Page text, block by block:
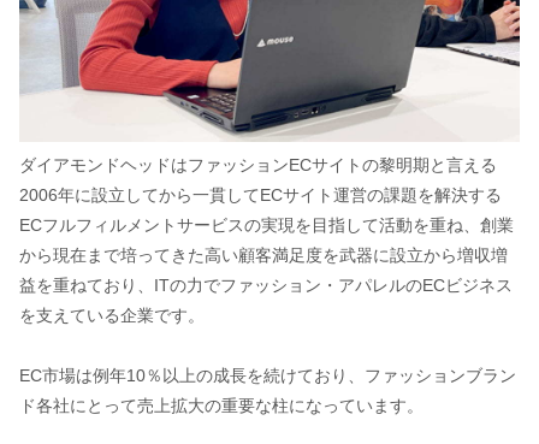
ダイアモンドヘッドはファッションECサイトの黎明期と言える
2006年に設立してから一貫してECサイト運営の課題を解決する
ECフルフィルメントサービスの実現を目指して活動を重ね、創業
から現在まで培ってきた高い顧客満足度を武器に設立から増収増
益を重ねており、ITの力でファッション・アパレルのECビジネス
を支えている企業です。
EC市場は例年10％以上の成長を続けており、ファッションブラン
ド各社にとって売上拡大の重要な柱になっています。